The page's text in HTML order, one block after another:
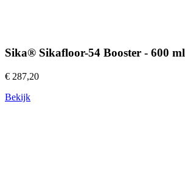
Sika® Sikafloor-54 Booster - 600 ml
€ 287,20
Bekijk